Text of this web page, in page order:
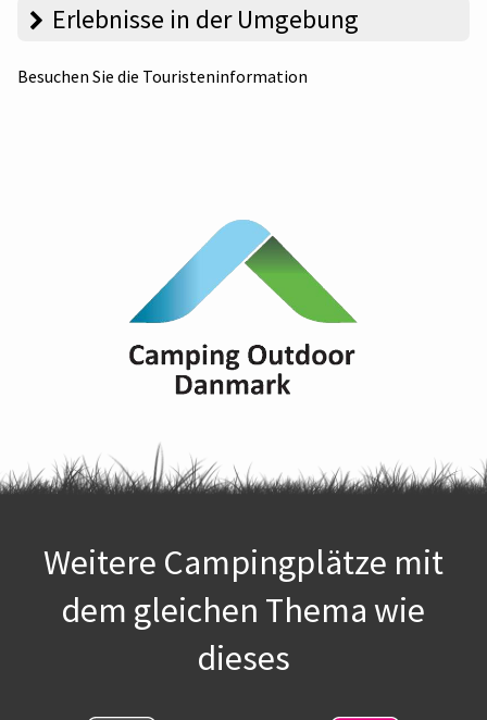
Erlebnisse in der Umgebung
Besuchen Sie die Touristeninformation
Weitere Campingplätze mit
dem gleichen Thema wie
dieses